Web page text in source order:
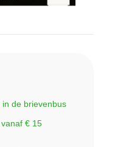
in de brievenbus
vanaf € 15